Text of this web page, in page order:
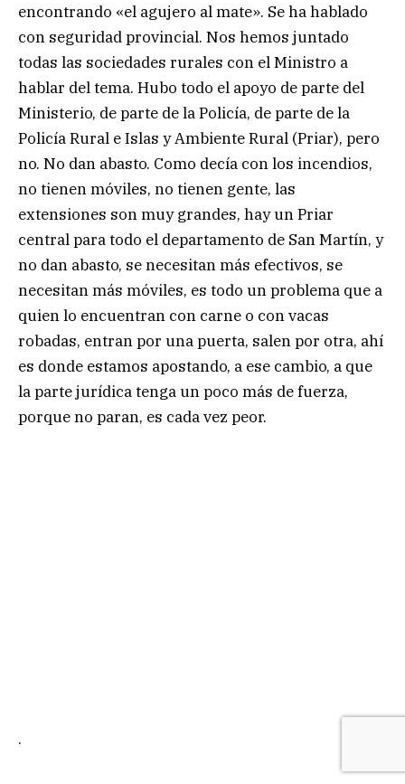
encontrando «el agujero al mate». Se ha hablado
con seguridad provincial. Nos hemos juntado
todas las sociedades rurales con el Ministro a
hablar del tema. Hubo todo el apoyo de parte del
Ministerio, de parte de la Policía, de parte de la
Policía Rural e Islas y Ambiente Rural (Priar), pero
no. No dan abasto. Como decía con los incendios,
no tienen móviles, no tienen gente, las
extensiones son muy grandes, hay un Priar
central para todo el departamento de San Martín, y
no dan abasto, se necesitan más efectivos, se
necesitan más móviles, es todo un problema que a
quien lo encuentran con carne o con vacas
robadas, entran por una puerta, salen por otra, ahí
es donde estamos apostando, a ese cambio, a que
la parte jurídica tenga un poco más de fuerza,
porque no paran, es cada vez peor.
.